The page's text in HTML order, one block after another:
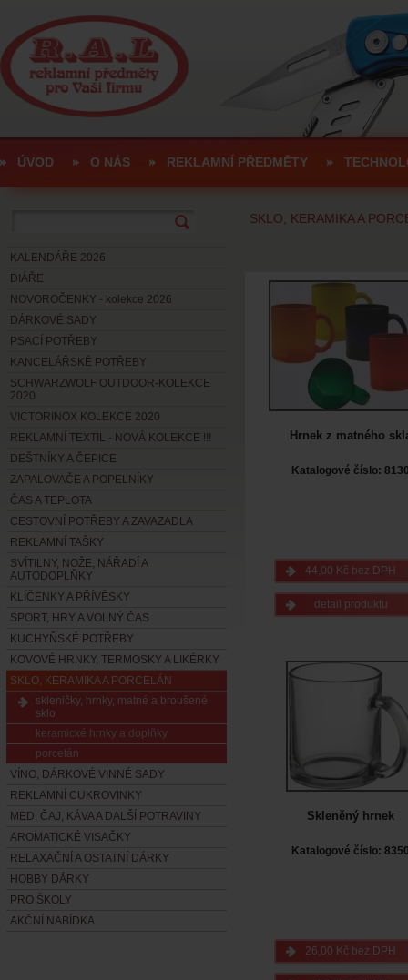
ÚVOD O NÁS REKLAMNÍ PŘEDMĚTY
KALENDÁŘE 2026
DIÁŘE
NOVOROČENKY - kolekce 2026
DÁRKOVÉ SADY
PSACÍ POTŘEBY
KANCELÁŘSKÉ POTŘEBY
SCHWARZWOLF OUTDOOR-KOLEKCE
2020
VICTORINOX KOLEKCE 2020
REKLAMNÍ TEXTIL - NOVÁ KOLEKCE !!!
DEŠTNÍKY A ČEPICE
ZAPALOVAČE A POPELNÍKY
ČAS A TEPLOTA
CESTOVNÍ POTŘEBY A ZAVAZADLA
REKLAMNÍ TAŠKY
SVÍTILNY, NOŽE, NÁŘADÍ A
AUTODOPLŇKY
KLÍČENKY A PŘÍVĚSKY
SPORT, HRY A VOLNÝ ČAS
KUCHYŇSKÉ POTŘEBY
KOVOVÉ HRNKY, TERMOSKY A LIKÉRKY
SKLO, KERAMIKA A PORCELÁN
skleničky, hrnky, matné a broušené
sklo
keramické hrnky a doplňky
porcelán
VÍNO, DÁRKOVÉ VINNÉ SADY
REKLAMNÍ CUKROVINKY
MED, ČAJ, KÁVA A DALŠÍ POTRAVINY
AROMATICKÉ VISAČKY
RELAXAČNÍ A OSTATNÍ DÁRKY
HOBBY DÁRKY
PRO ŠKOLY
AKČNÍ NABÍDKA
SKLO, KERAMIKA A
Hrnek z matného
Katalogové číslo:
44,00 Kč bez DPH
detail produktu
Skleněný hrnek
Katalogové číslo:
26,00 Kč bez DPH